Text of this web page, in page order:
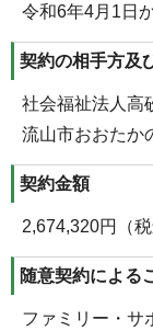
令和6年4月1日
契約の相手方及
社会福祉法人高
流山市おおたか
契約金額
2,674,320円（税
随意契約による
ファミリー・サ